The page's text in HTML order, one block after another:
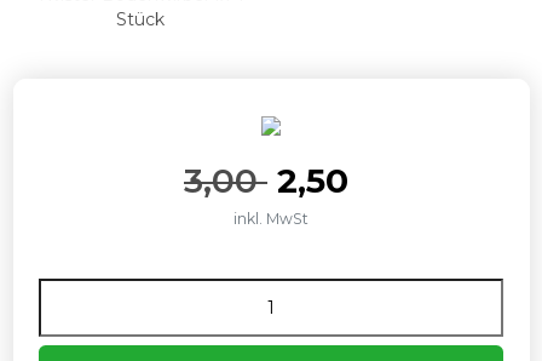
3,00 Ursprünglicher
Preis
war:
3,00
2,50
ist:
2,50 .
inkl. MwSt